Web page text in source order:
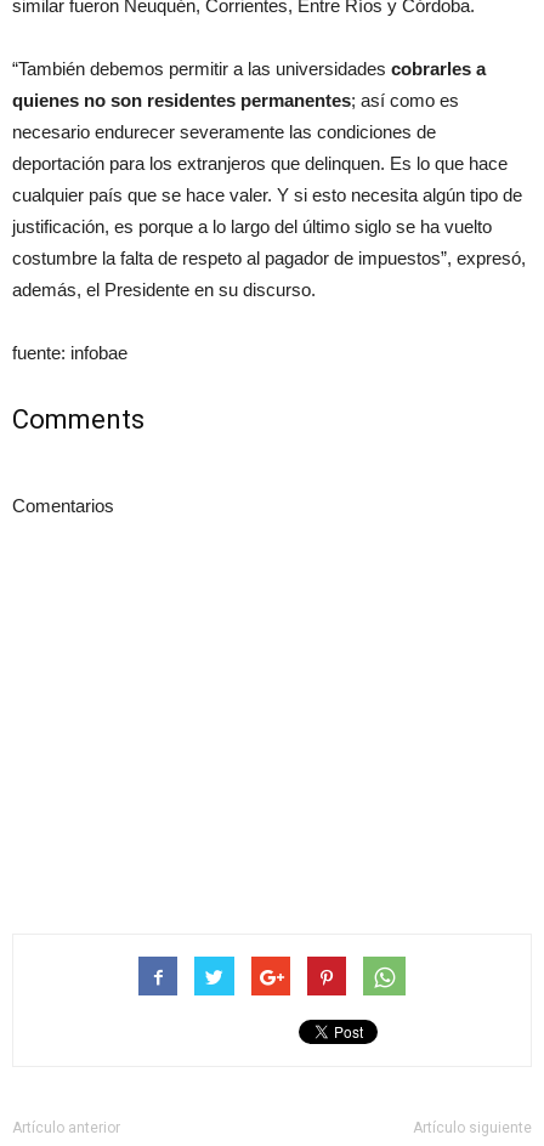
similar fueron Neuquén, Corrientes, Entre Ríos y Córdoba.
“También debemos permitir a las universidades cobrarles a
quienes no son residentes permanentes; así como es
necesario endurecer severamente las condiciones de
deportación para los extranjeros que delinquen. Es lo que hace
cualquier país que se hace valer. Y si esto necesita algún tipo de
justificación, es porque a lo largo del último siglo se ha vuelto
costumbre la falta de respeto al pagador de impuestos”, expresó,
además, el Presidente en su discurso.
fuente: infobae
Comments
Comentarios
Artículo anterior Artículo siguiente